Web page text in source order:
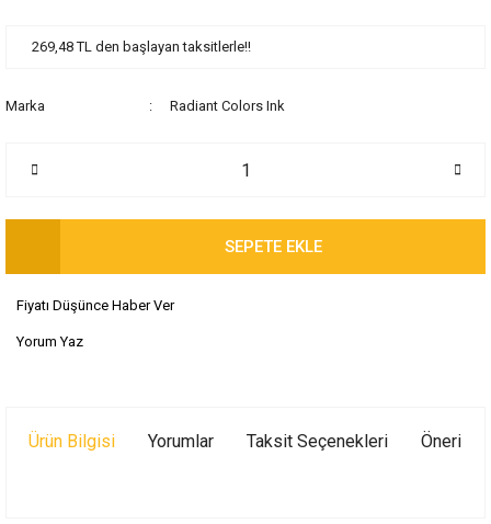
269,48 TL den başlayan taksitlerle!!
Marka Radiant Colors Ink
SEPETE EKLE
Fiyatı Düşünce Haber Ver
Yorum Yaz
Ürün Bilgisi Yorumlar Taksit Seçenekleri